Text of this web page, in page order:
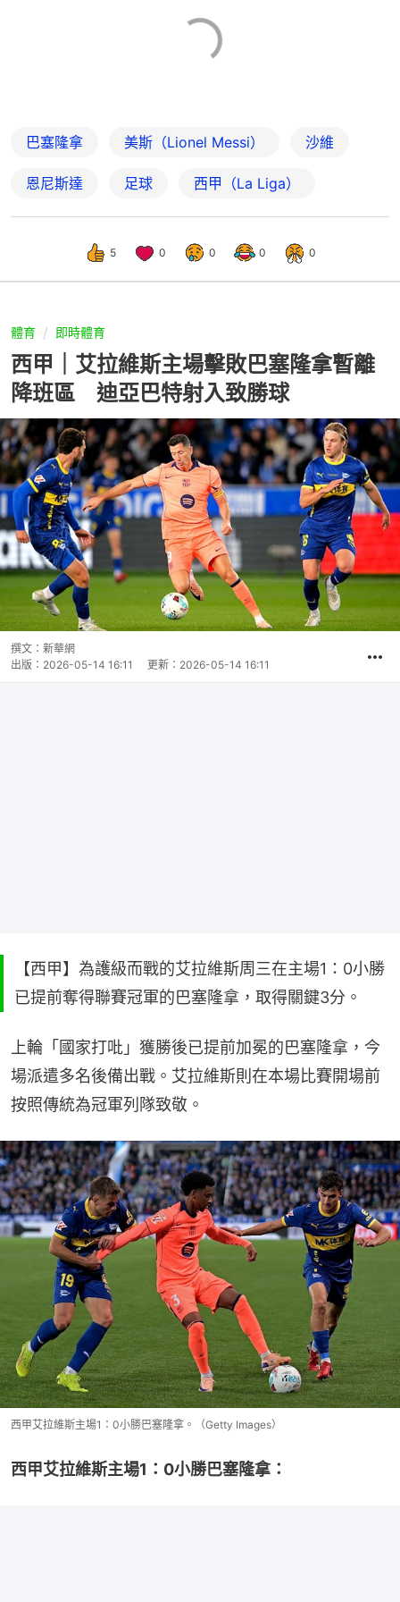
巴塞隆拿 美斯（Lionel Messi） 沙維
恩尼斯達 足球 西甲（La Liga）
5 0 0 0 0
體育 即時體育
西甲｜艾拉維斯主場擊敗巴塞隆拿暫離
降班區 迪亞巴特射入致勝球
撰文： 新華網
出版： 2026-05-14 16:11 更新： 2026-05-14 16:11
【西甲】為護級而戰的艾拉維斯周三在主場1：0小勝
已提前奪得聯賽冠軍的巴塞隆拿，取得關鍵3分。
上輪「國家打吡」獲勝後已提前加冕的巴塞隆拿，今
場派遣多名後備出戰。艾拉維斯則在本場比賽開場前
按照傳統為冠軍列隊致敬。
西甲艾拉維斯主場1：0小勝巴塞隆拿。（Getty Images）
西甲艾拉維斯主場1：0小勝巴塞隆拿：